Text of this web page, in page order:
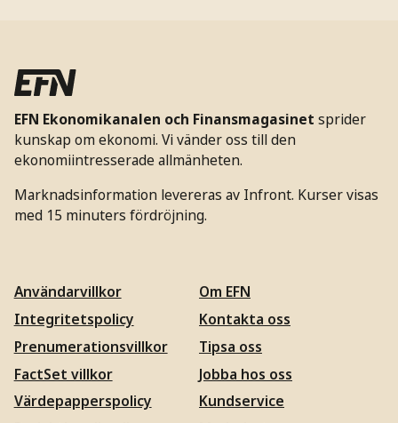
EFN Ekonomikanalen och Finansmagasinet sprider
kunskap om ekonomi. Vi vänder oss till den
ekonomiintresserade allmänheten.
Marknadsinformation levereras av Infront. Kurser visas
med 15 minuters fördröjning.
Användarvillkor
Integritetspolicy
Prenumerationsvillkor
FactSet villkor
Värdepapperspolicy
Om EFN
Kontakta oss
Tipsa oss
Jobba hos oss
Kundservice